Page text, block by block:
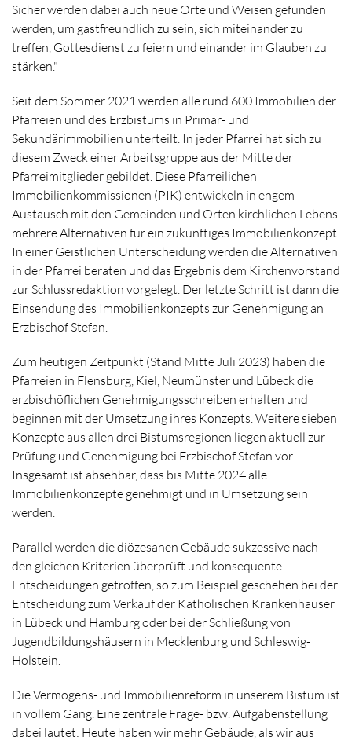
Sicher werden dabei auch neue Orte und Weisen gefunden
werden, um gastfreundlich zu sein, sich miteinander zu
treffen, Gottesdienst zu feiern und einander im Glauben zu
stärken."
Seit dem Sommer 2021 werden alle rund 600 Immobilien der
Pfarreien und des Erzbistums in Primär- und
Sekundärimmobilien unterteilt. In jeder Pfarrei hat sich zu
diesem Zweck einer Arbeitsgruppe aus der Mitte der
Pfarreimitglieder gebildet. Diese Pfarreilichen
Immobilienkommissionen (PIK) entwickeln in engem
Austausch mit den Gemeinden und Orten kirchlichen Lebens
mehrere Alternativen für ein zukünftiges Immobilienkonzept.
In einer Geistlichen Unterscheidung werden die Alternativen
in der Pfarrei beraten und das Ergebnis dem Kirchenvorstand
zur Schlussredaktion vorgelegt. Der letzte Schritt ist dann die
Einsendung des Immobilienkonzepts zur Genehmigung an
Erzbischof Stefan.
Zum heutigen Zeitpunkt (Stand Mitte Juli 2023) haben die
Pfarreien in Flensburg, Kiel, Neumünster und Lübeck die
erzbischöflichen Genehmigungsschreiben erhalten und
beginnen mit der Umsetzung ihres Konzepts. Weitere sieben
Konzepte aus allen drei Bistumsregionen liegen aktuell zur
Prüfung und Genehmigung bei Erzbischof Stefan vor.
Insgesamt ist absehbar, dass bis Mitte 2024 alle
Immobilienkonzepte genehmigt und in Umsetzung sein
werden.
Parallel werden die diözesanen Gebäude sukzessive nach
den gleichen Kriterien überprüft und konsequente
Entscheidungen getroffen, so zum Beispiel geschehen bei der
Entscheidung zum Verkauf der Katholischen Krankenhäuser
in Lübeck und Hamburg oder bei der Schließung von
Jugendbildungshäusern in Mecklenburg und Schleswig-
Holstein.
Die Vermögens- und Immobilienreform in unserem Bistum ist
in vollem Gang. Eine zentrale Frage- bzw. Aufgabenstellung
dabei lautet: Heute haben wir mehr Gebäude, als wir aus